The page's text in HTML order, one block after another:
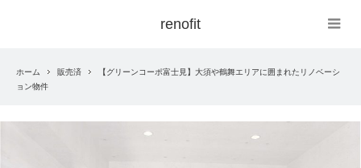
renofit
ホーム 販売済
【グリーンコーポ富士見】大須や鶴舞エリアに囲まれたリノベーシ
ョン物件